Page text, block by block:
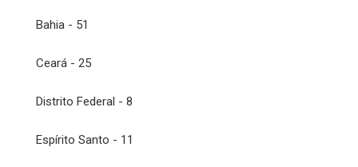
Bahia - 51
Ceará - 25
Distrito Federal - 8
Espírito Santo - 11